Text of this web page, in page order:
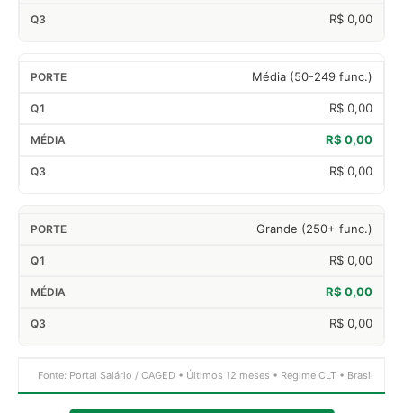
R$ 0,00
Média (50-249 func.)
R$ 0,00
R$ 0,00
R$ 0,00
Grande (250+ func.)
R$ 0,00
R$ 0,00
R$ 0,00
Fonte: Portal Salário / CAGED • Últimos 12 meses • Regime CLT • Brasil